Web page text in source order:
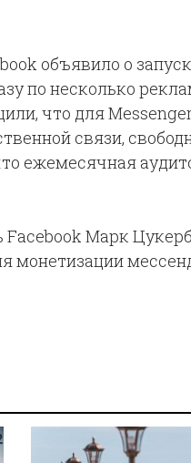
объявило о
по несколько
что для
связи,
ежемесячная
Марк
монетизации